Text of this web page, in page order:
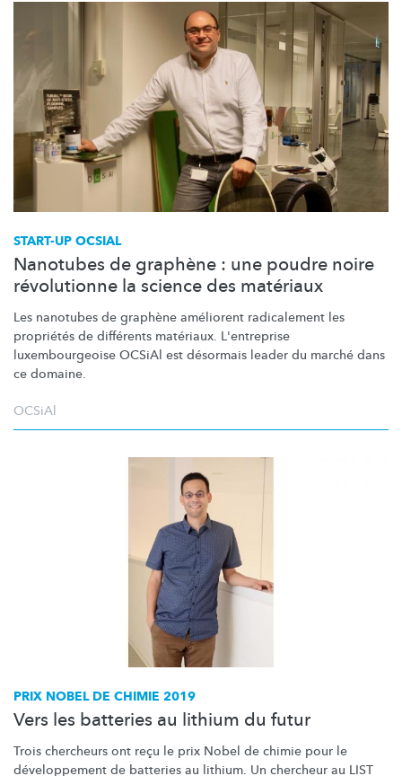
START-UP OCSIAL
Nanotubes de graphène : une poudre noire
révolutionne la science des matériaux
Les nanotubes de graphène améliorent radicalement les
propriétés de différents matériaux. L'entreprise
luxembourgeoise OCSiAl est désormais leader du marché dans
ce domaine.
OCSiAl
PRIX NOBEL DE CHIMIE 2019
Vers les batteries au lithium du futur
Trois chercheurs ont reçu le prix Nobel de chimie pour le
développement de batteries au lithium. Un chercheur au LIST